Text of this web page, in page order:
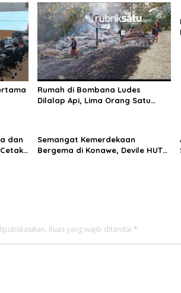
Rumah di Bombana Ludes
Dilalap Api, Lima Orang Satu
dan
Semangat Kemerdekaan
Bergema di Konawe, Devile HUT
Ruas yang wajib ditandai *